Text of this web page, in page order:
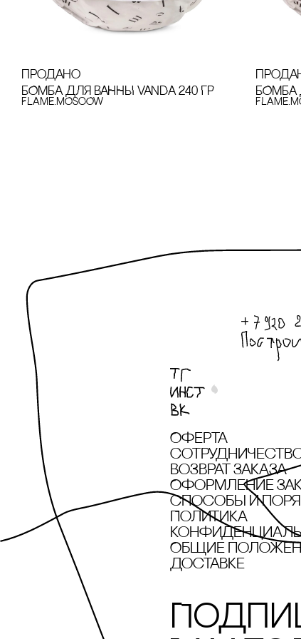
продано
БОМБА ДЛЯ ВАННЫ VANDA 240 ГР
FLAME.MOSCOW
БОМБА
Оферта
Возврат заказа
Оформление
cпособы и
Политика
Общие
доставке